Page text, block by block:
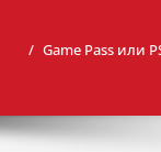
Game Pass или